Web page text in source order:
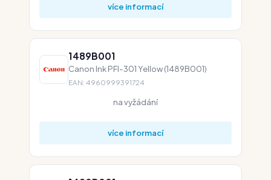
více informací
1489B001
Canon Ink PFI-301 Yellow (1489B001)
EAN: 4960999391724
na vyžádání
více informací